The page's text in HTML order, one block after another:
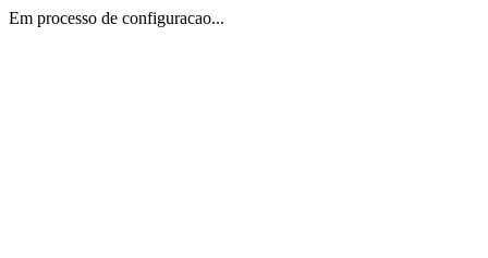
Em processo de configuracao...